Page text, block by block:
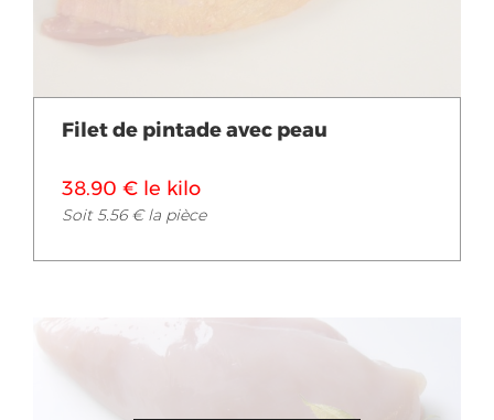
Filet de pintade avec peau
38.90 € le kilo
Soit 5.56 € la pièce